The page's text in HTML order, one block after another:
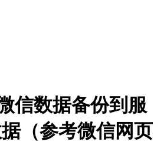
信数据备份到服
（参考微信网页